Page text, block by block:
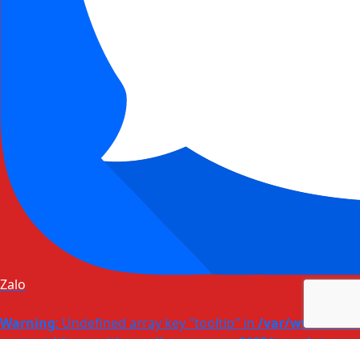
Zalo
Warning: Undefined array key "tooltip" in /var/www/